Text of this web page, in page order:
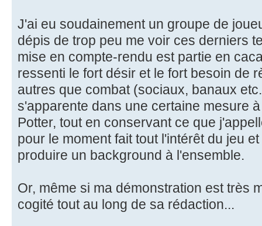
J'ai eu soudainement un groupe de
dépis de trop peu me voir ces derniers
mise en compte-rendu est partie en
ressenti le fort désir et le fort besoin de
autres que combat (sociaux, banaux
s'apparente dans une certaine mesure
Potter, tout en conservant ce que
pour le moment fait tout l'intérêt du jeu
produire un background à l'ensemble.
Or, même si ma démonstration est très
cogité tout au long de sa rédaction...